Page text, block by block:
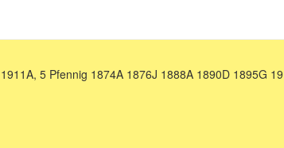
5 Pfennig 1874A 1876J 1888A 1890D 1895G